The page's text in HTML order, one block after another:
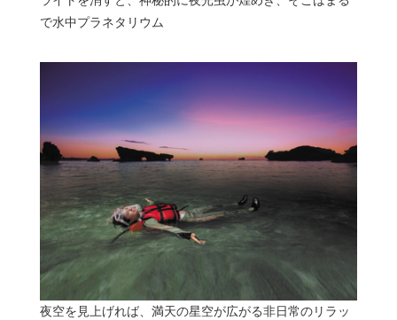
で水中プラネタリウム
夜空を見上げれば、満天の星空が広がる非日常のリラッ